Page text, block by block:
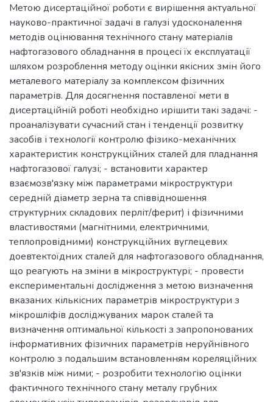
Метою дисертаційної роботи є вирішення актуальної
науково-практичної задачі в галузі удосконалення
методів оцінювання технічного стану матеріалів
нафтогазового обладнання в процесі їх експлуатації
шляхом розроблення методу оцінки якісних змін його
металевого матеріалу за комплексом фізичних
параметрів. Для досягнення поставленої мети в
дисертаційній роботі необхідно ирішити такі задачі: -
проаналізувати сучасний стан і тенденції розвитку
засобів і технології контролю фізико-механічних
характеристик конструкційних сталей для пладнання
нафтогазової галузі; - встановити характер
взаємозв'язку між параметрами мікроструктури
середній діаметр зерна та співвідношення
структурних складових перліт/ферит) і фізичними
властивостями (магнітними, електричними,
теплопровідними) конструкційних вуглецевих
доевтектоїдних сталей для нафтогазового обладнання,
що реагують на зміни в мікроструктурі; - провести
експериментальні дослідження з метою визначення
вказаних кількісних параметрів мікроструктури з
мікрошліфів досліджуваних марок сталей та
визначення оптимальної кількості з запропонованих
інформативних фізичних параметрів неруйнівного
контролю з подальшим встановленням кореляційних
зв'язків між ними; - розробити технологію оцінки
фактичного технічного стану металу грубних